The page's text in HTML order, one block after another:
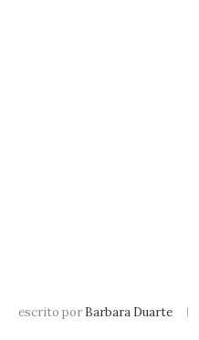
escrito por Barbara Duarte